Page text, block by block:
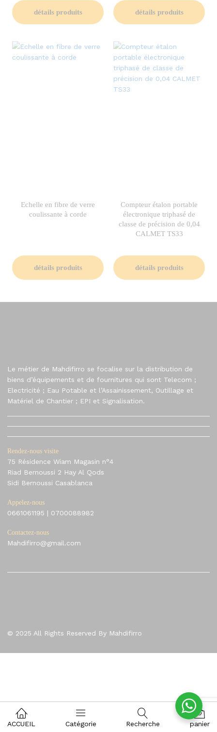
détails produits détails produits
Echelle en fibre de verre
coulissante à corde
détails produits
Compteur étalon portable
électronique triphasé de
classe de précision de 0,04
CALMET TS33
détails produits
Le métier de Mahdifirro se focalise sur la distribution de
biens d’équipements et de fournitures qui sont Telecom ;
Electricité ; Eau Potable et l’Assainissement, Outillage et
Matériel de Chantier ; EPI et Signalisation.
Rendez-nous visite
75 Résidence Wiam Magasin n°4
Riad Bernoussi 2 Hay Al Qods
Sidi Bernoussi Casablanca
Appelez-nous
0661061195 | 0700088982
Contactez-nous
Mahdifirro@gmail.com
© 2025 All Rights Reserved By Mahdifirro
ACCUEIL Catégorie Recherche
0
panier